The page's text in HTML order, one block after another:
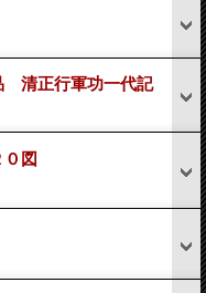
清正行軍功一代記
図